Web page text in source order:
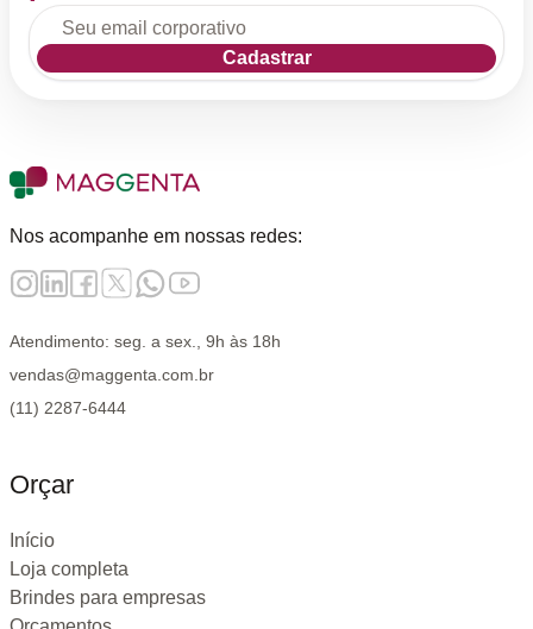
Cadastrar
Nos acompanhe em nossas redes:
Atendimento: seg. a sex., 9h às 18h
vendas@maggenta.com.br
(11) 2287-6444
Orçar
Início
Loja completa
Brindes para empresas